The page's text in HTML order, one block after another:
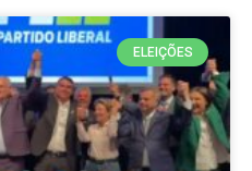
ELEIÇÕES